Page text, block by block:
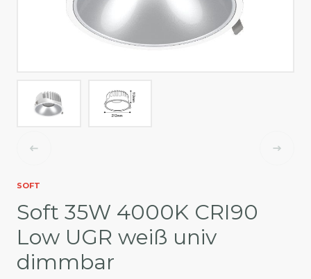
SOFT
Soft 35W 4000K CRI90
Low UGR weiß univ
dimmbar